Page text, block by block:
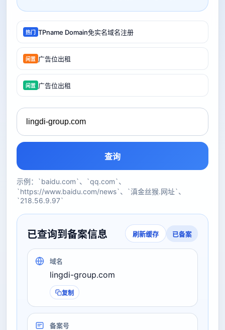
热门 TPname Domain免实名域名注册
闲置 广告位出租
闲置 广告位出租
查询
示例：`baidu.com`、`qq.com`、
`https://www.baidu.com/news`、`滇金丝猴.网址`、
`218.56.9.97`
已查询到备案信息 刷新缓存 已备案
域名
lingdi-group.com
复制
备案号